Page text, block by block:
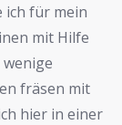
ich für mein
mit Hilfe
fräsen mit
hier in einer